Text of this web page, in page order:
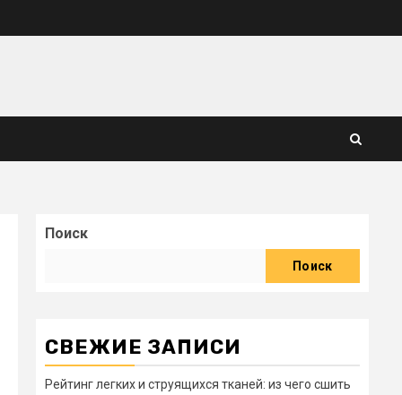
Поиск
Поиск
СВЕЖИЕ ЗАПИСИ
Рейтинг легких и струящихся тканей: из чего сшить